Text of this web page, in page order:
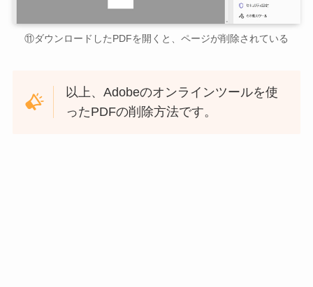
⑪ダウンロードしたPDFを開くと、ページが削除されている
以上、Adobeのオンラインツールを使
ったPDFの削除方法です。